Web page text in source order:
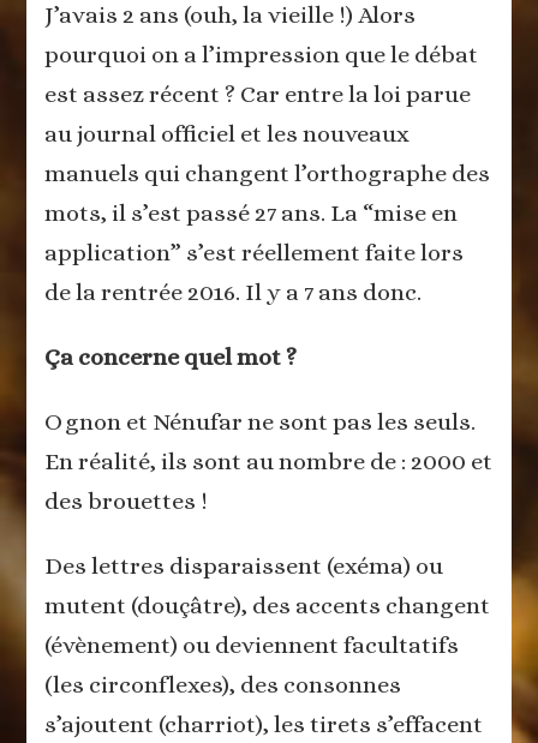
J’avais 2 ans (ouh, la vieille !) Alors
pourquoi on a l’impression que le débat
est assez récent ? Car entre la loi parue
au journal officiel et les nouveaux
manuels qui changent l’orthographe des
mots, il s’est passé 27 ans. La “mise en
application” s’est réellement faite lors
de la rentrée 2016. Il y a 7 ans donc.
Ça concerne quel mot ?
Ognon et Nénufar ne sont pas les seuls.
En réalité, ils sont au nombre de : 2000 et
des brouettes !
Des lettres disparaissent (exéma) ou
mutent (douçâtre), des accents changent
(évènement) ou deviennent facultatifs
(les circonflexes), des consonnes
s’ajoutent (charriot), les tirets s’effacent